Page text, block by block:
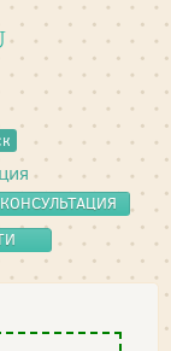
КОНСУЛЬТАЦИЯ